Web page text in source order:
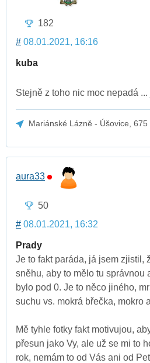
182
# 08.01.2021, 16:16
kuba
Stejně z toho nic moc nepadá
Mariánské Lázně - Úšovice,
aura33
50
# 08.01.2021, 16:32
Prady
Je to fakt paráda, já jsem zjistil,
sněhu, aby to mělo tu správnou
bylo pod 0. Je to něco jiného,
suchu vs. mokrá břečka, mokro
Mě tyhle fotky fakt motivujou,
přesun jako Vy, ale už se mi to
rok, nemám to od Vás ani od